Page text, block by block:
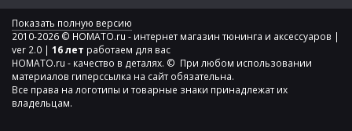
Показать полную версию
2010-2026 © HOMATO.ru - интернет магазин тюнинга и аксессуаров |
ver 2.0 | 16 лет работаем для вас
HOMATO.ru - качество в деталях. © При любом использовании
материалов гиперссылка на сайт обязательна.
Все права на логотипы и товарные знаки принадлежат их
владельцам.